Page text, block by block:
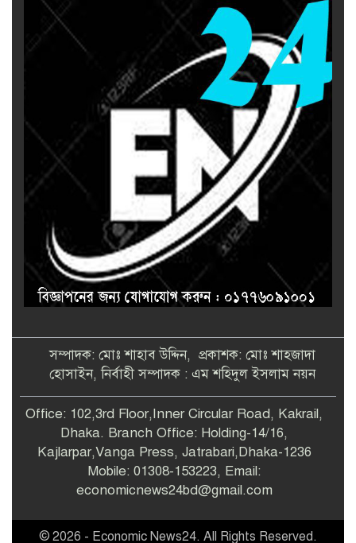
সম্পাদক: মোঃ শাহাব উদ্দিন, প্রকাশক: মোঃ শাহজাদা
হোসাইন, নির্বাহী সম্পাদক : এম শহিদুল ইসলাম নয়ন
Office: 102,3rd Floor,Inner Circular Road, Kakrail,
Dhaka. Branch Office: Holding-14/16,
Kajlarpar,Vanga Press, Jatrabari,Dhaka-1236
Mobile: 01308-153223, Email:
economicnews24bd@gmail.com
© 2026 - Economic News24. All Rights Reserved.